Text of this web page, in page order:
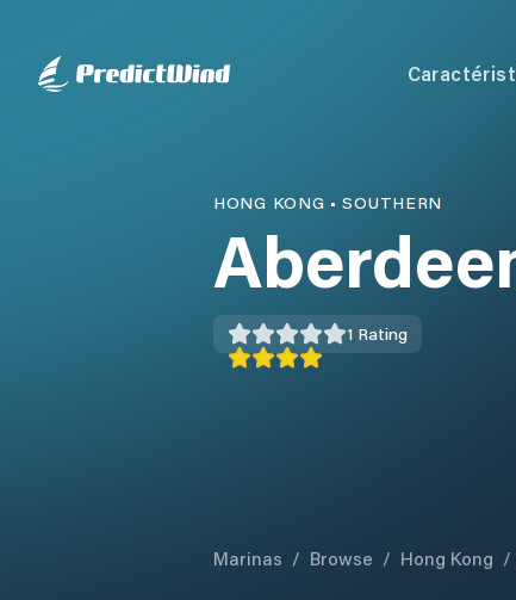
HONG KONG •SOUTHERN
1 Rating
Marinas / Browse / Hong Kong /